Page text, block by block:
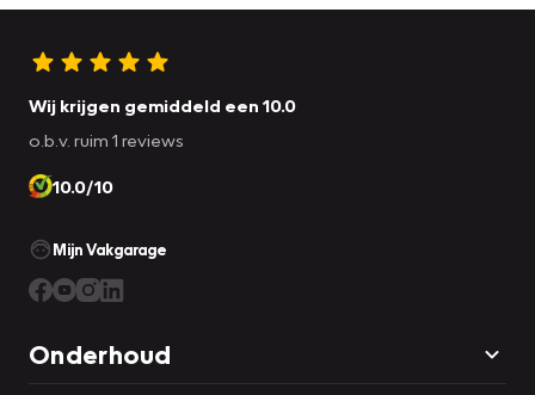
Wij krijgen gemiddeld een 10.0
o.b.v. ruim 1 reviews
10.0/10
Mijn Vakgarage
Onderhoud